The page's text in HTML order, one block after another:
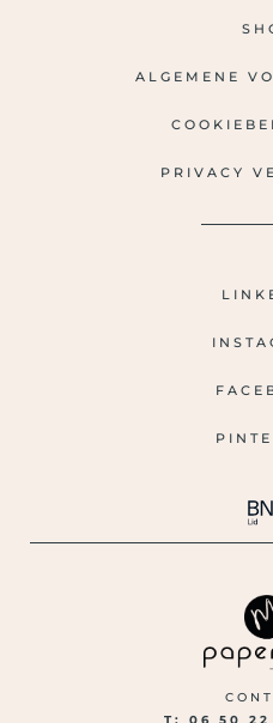
ALGEMENE
PRIVACY
T: 06 50